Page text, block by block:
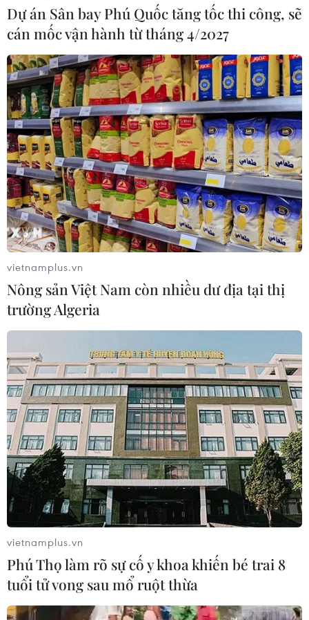
TIN CÙNG CHUYÊN MỤC
Thị trường vaccine thế giới chuyển
hướng sang người cao tuổi
08/08/2026 15:01
Chuyên gia Nhật Bản nói Việt Nam
Dự án Sân bay Phú Quốc tăng tốc thi công, sẽ
cán mốc vận hành từ tháng 4/2027
vietnamplus.vn
Nông sản Việt Nam còn nhiều dư địa tại thị
trường Algeria
vietnamplus.vn
Phú Thọ làm rõ sự cố y khoa khiến bé trai 8
tuổi tử vong sau mổ ruột thừa